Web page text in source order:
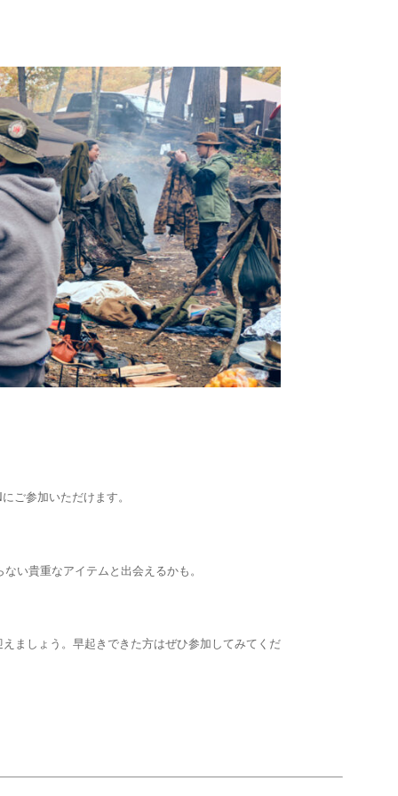
ご参加いただけます。
い貴重なアイテムと出会えるかも。
ましょう。早起きできた方はぜひ参加してみてくだ